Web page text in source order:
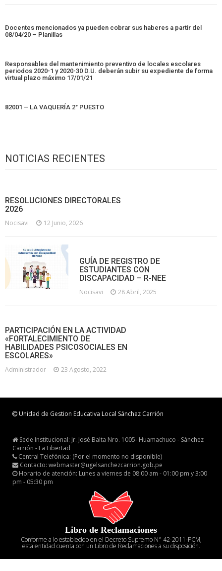
Docentes mencionados ya pueden cobrar sus haberes a partir del
08/04/20 – Planillas
Responsables del mantenimiento preventivo de locales escolares
periodos 2020-1 y 2020-30 D.U. deberán subir su expediente de forma
virtual plazo máximo 17/01/21
82001 – LA VAQUERÍA 2° PUESTO
NOTICIAS RECIENTES
RESOLUCIONES DIRECTORALES
2026
Nocisavi 12 Junio, 2026
GUÍA DE REGISTRO DE
ESTUDIANTES CON
DISCAPACIDAD – R-NEE
Nocisavi 28 Abril, 2025
PARTICIPACIÓN EN LA ACTIVIDAD
«FORTALECIMIENTO DE
HABILIDADES PSICOSOCIALES EN
ESCOLARES»
Administrador 23 Agosto, 2022
Unidad de Gestion Educativa Local Sánchez Carrión
Sede Institucional: Jr. José Balta Nro. 1005- Huamachuco - Sánchez
Carrión - La Libertad
Central Telefónica: (Por el momento no disponible)
Contacto: webmaster@ugelsanchezcarrion.gob.pe
Horario de atención: Lunes a viernes de 08:00 am - 01:00 pm y 3:00
pm - 05:30 pm
Libro de Reclamaciones
Conforme a lo establecido en el Decreto Supremo N° 42-2011-PCM,
esta entidad cuenta con un Libro de Reclamaciones a su disposición.